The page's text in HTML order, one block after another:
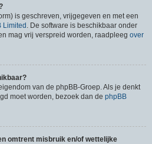
is geschreven, vrijgegeven en met een
Limited . De software is beschikbaar onder
mag vrij verspreid worden, raadpleeg over
van de phpBB-Groep. Als je denkt
moet worden, bezoek dan de phpBB
omtrent misbruik en/of wettelijke